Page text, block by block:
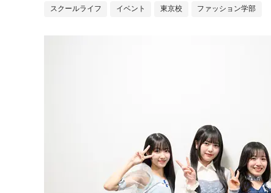
スクールライフ イベント 東京校 ファッション学部